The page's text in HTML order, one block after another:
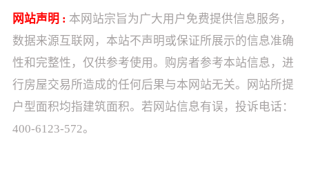
网站声明 : 本网站宗旨为广大用户免费提供信息服务，
数据来源互联网，本站不声明或保证所展示的信息准确
性和完整性，仅供参考使用。购房者参考本站信息，进
行房屋交易所造成的任何后果与本网站无关。网站所提
户型面积均指建筑面积。若网站信息有误，投诉电话：
400-6123-572。